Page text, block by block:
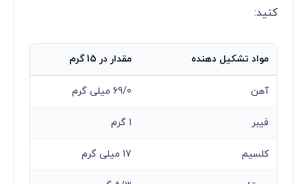
کنید:
مواد تشکیل دهنده مقدار در 15 گرم
آهن 69/0 میلی گرم
فیبر 1 گرم
کلسیم 17 میلی گرم